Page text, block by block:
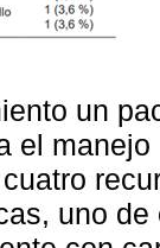
un
el
uno